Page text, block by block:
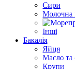
Сири
Молочна
Інші
Бакалія
Яйця
Масло та
Крупи